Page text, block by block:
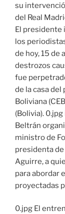
su
del Real
El presidente
los
de hoy, 15 de
destrozos
fue
de la casa
Boliviana
(Bolivia).
Beltrán
ministro de
presidenta de
Aguirre, a
para abordar
proyectadas
0.jpg El